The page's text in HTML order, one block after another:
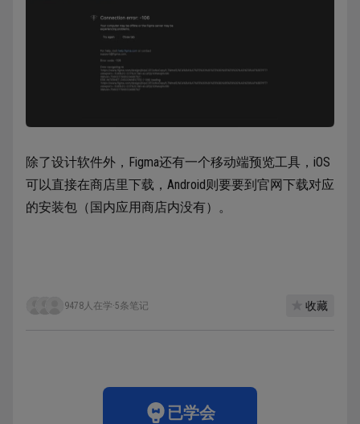
除了设计软件外，Figma还有一个移动端预览工具，iOS
可以直接在商店里下载，Android则要要到官网下载对应
的安装包（国内应用商店内没有）。
9478人在学·5条笔记 收藏
已学会